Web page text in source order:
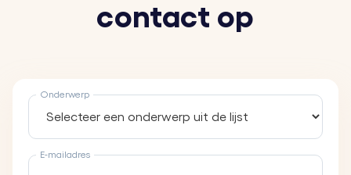
contact op
Onderwerp
E-mailadres